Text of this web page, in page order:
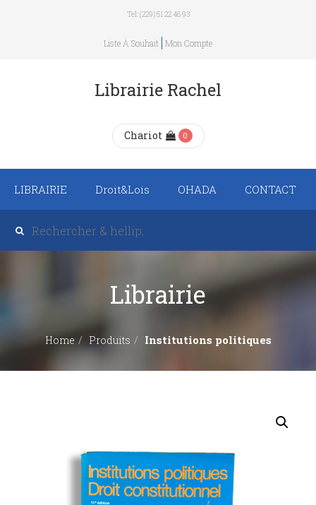
Tel: (229) 51 22 46 93
Liste À Souhait Mon Compte
Librairie Rachel
Chariot 0
LIBRAIRIE Droit&Lois
Recueil de texte de
lois
OHADA CONTACT
Librairie
Home Produits Institutions politiques